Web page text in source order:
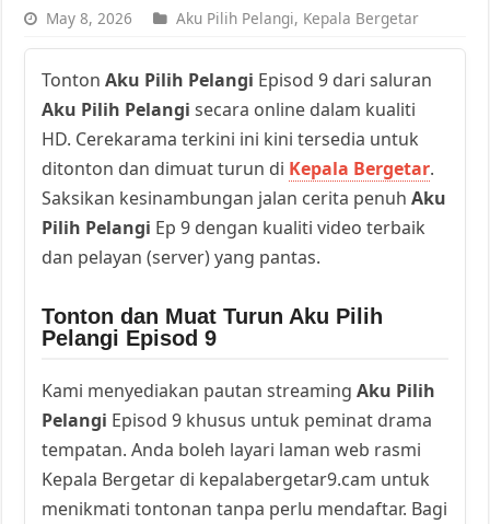
May 8, 2026 Aku Pilih Pelangi, Kepala Bergetar
TontonAku Pilih Pelangi Episod 9 dari saluran
Aku Pilih Pelangi secara online dalam kualiti
HD. Cerekarama terkini ini kini tersedia untuk
ditonton dan dimuat turun di Kepala Bergetar.
Saksikan kesinambungan jalan cerita penuhAku
Pilih Pelangi Ep 9 dengan kualiti video terbaik
dan pelayan (server) yang pantas.
Tonton dan Muat Turun Aku Pilih
Pelangi Episod 9
Kami menyediakan pautan streamingAku Pilih
Pelangi Episod 9 khusus untuk peminat drama
tempatan. Anda boleh layari laman web rasmi
Kepala Bergetar di kepalabergetar9.cam untuk
menikmati tontonan tanpa perlu mendaftar. Bagi